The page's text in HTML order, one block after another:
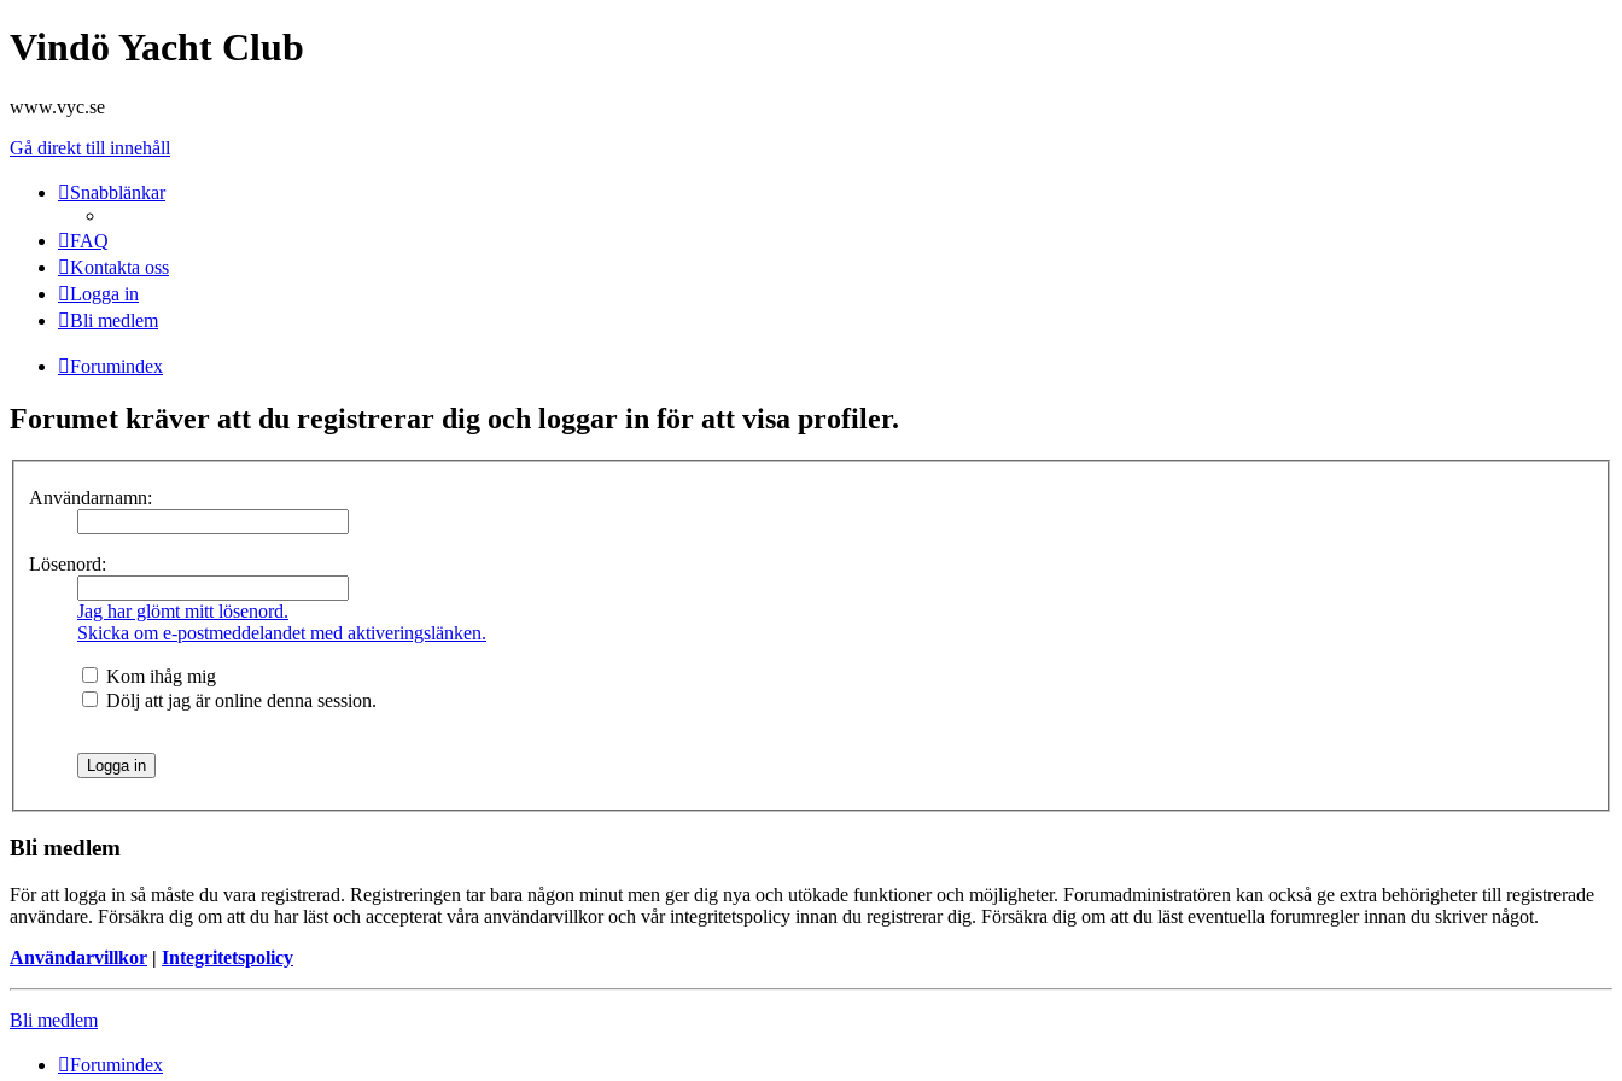
Vindö Yacht Club
www.vyc.se
Gå direkt till innehåll
Snabblänkar
FAQ
Kontakta oss
Logga in
Bli medlem
Forumindex
Forumet kräver att du registrerar dig och loggar in för att visa profiler.
Användarnamn:
Lösenord:
Jag har glömt mitt lösenord.
Skicka om e-postmeddelandet med aktiveringslänken.
Kom ihåg mig
Dölj att jag är online denna session.
Bli medlem
För att logga in så måste du vara registrerad. Registreringen tar bara någon minut men ger dig nya och utökade funktioner och möjligheter. Forumadministratören kan också ge extra behörigheter till registrerade
användare. Försäkra dig om att du har läst och accepterat våra användarvillkor och vår integritetspolicy innan du registrerar dig. Försäkra dig om att du läst eventuella forumregler innan du skriver något.
Användarvillkor | Integritetspolicy
Bli medlem
Forumindex